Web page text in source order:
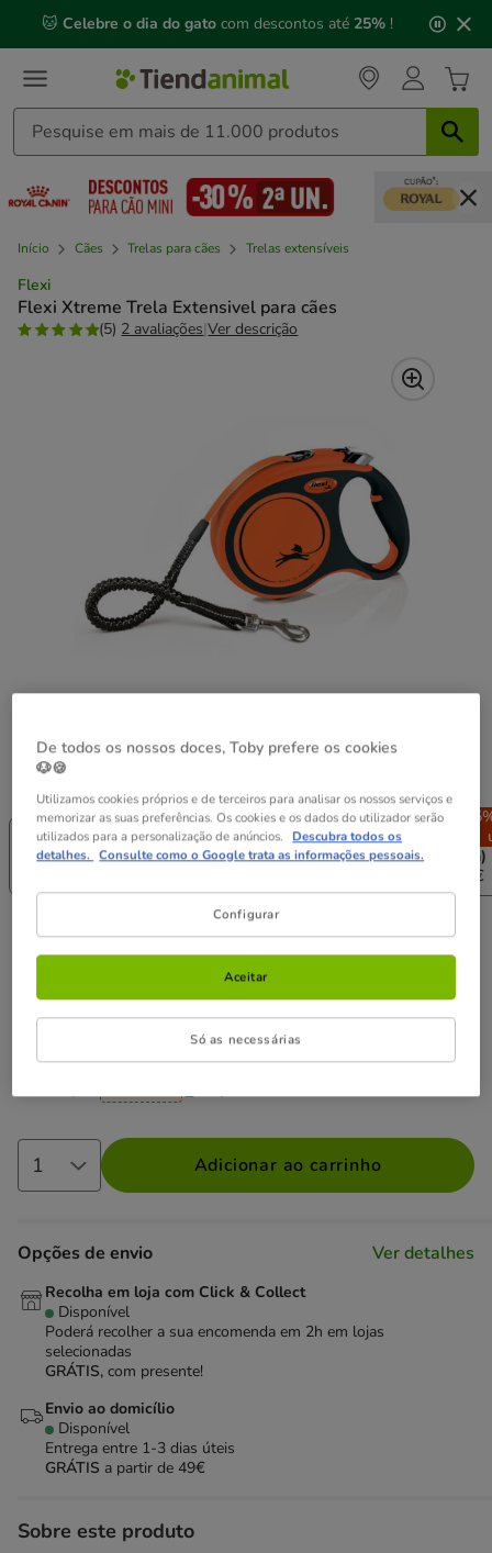
mensagem,
🐱 Celebre o dia do gato com descontos até 25% !
Início Cães Trelas para cães Trelas extensíveis
Flexi
Flexi Xtreme Trela Extensivel para cães
(5) 2 avaliações|Ver descrição
Tamanho:
S (5 m)
Sem Stock
M (5 m)
-25% na 2ª
un.
L (5 m)
-25% na 2ª
un.
L (8 m)
-
34.99€
Não perca esta promoção
Com cupão numa seleção de alimentação,
higiene e acessórios. Ver condições
Preço 25.49€
25.49€
Adicionar ao carrinho
Opções de envio Ver detalhes
Recolha em loja com Click & Collect
Disponível
Poderá recolher a sua encomenda em 2h em lojas
selecionadas
GRÁTIS, com presente!
Envio ao domicílio
Disponível
Entrega entre 1-3 dias úteis
GRÁTIS a partir de 49€
Sobre este produto
De todos os nossos doces, Toby prefere os cookies
🐶🍪
Utilizamos cookies próprios e de terceiros para analisar os nossos serviços e
memorizar as suas preferências. Os cookies e os dados do utilizador serão
utilizados para a personalização de anúncios. Descubra todos os
detalhes. Consulte como o Google trata as informações pessoais.
Configurar
Só as necessárias
Aceitar